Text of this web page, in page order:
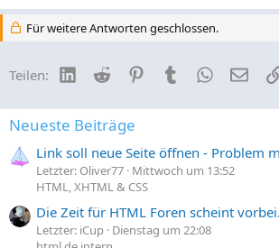
Für weitere Antworten geschlossen.
Teilen: LinkedIn
Reddit PinterestTumblrWhatsApp
E-
Neueste Beiträge
Link soll neue Seite öffnen - Problem
Letzter: Oliver77 Mittwoch um 13:52
HTML, XHTML & CSS
Die Zeit für HTML Foren scheint
Letzter: iCup Dienstag um 22:08